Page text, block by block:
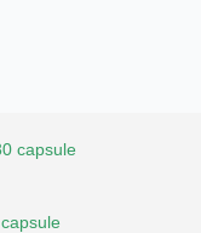
capsule